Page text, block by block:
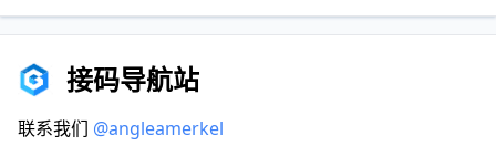
接码导航站
联系我们 @angleamerkel